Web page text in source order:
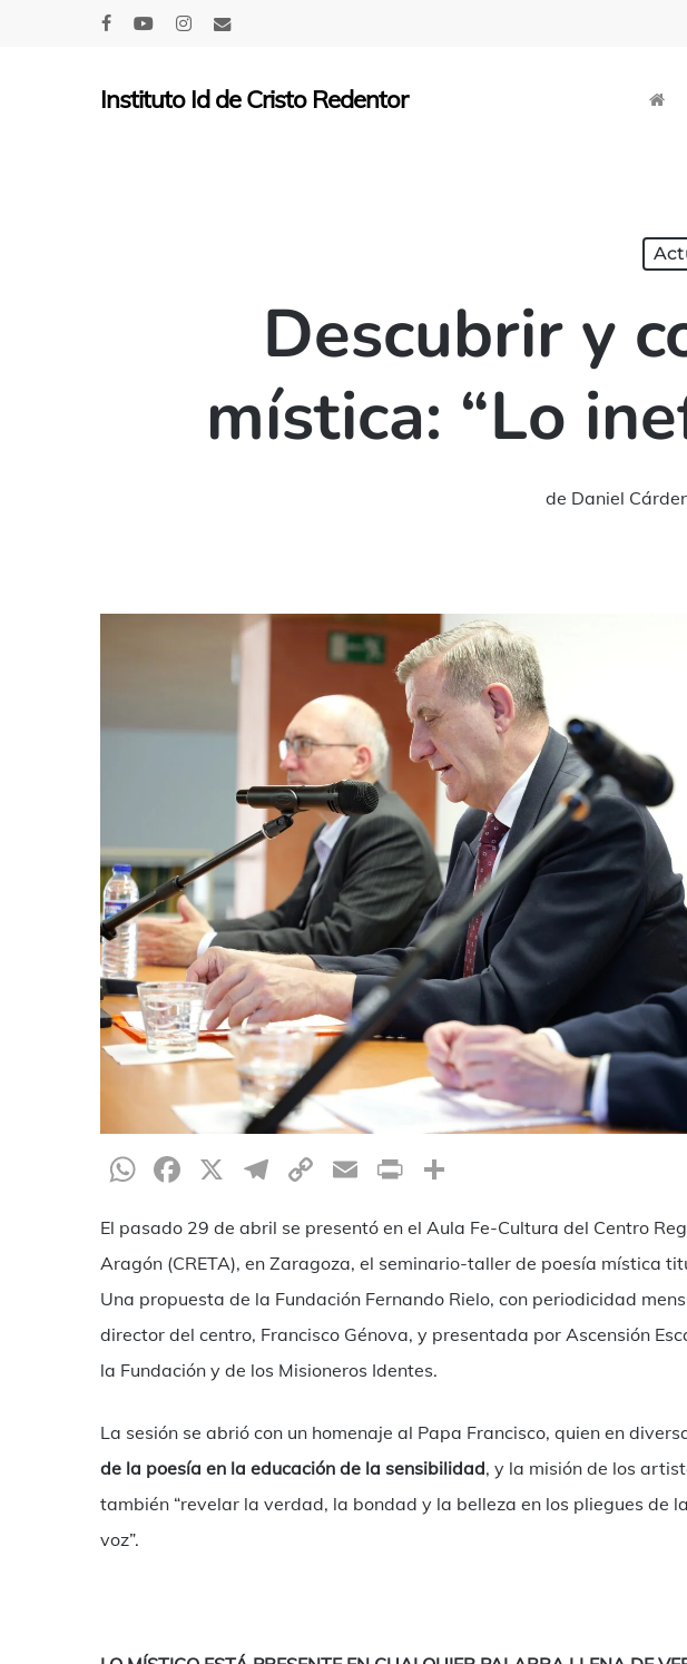
Hit enter to search or ESC to close
Instituto Id de Cristo Redentor
Descubrir y
mística: “Lo
de Daniel
WhatsApp
Facebook
X Telegram
CopyEmailPrint
El pasado 29 de abril se presentó en el Aula Fe-Cultura del Centro
Aragón (CRETA), en Zaragoza, el seminario-taller de poesía mística
Una propuesta de la Fundación Fernando Rielo, con periodicidad
director del centro, Francisco Génova, y presentada por Ascensión
la Fundación y de los Misioneros Identes.
La sesión se abrió con un homenaje al Papa Francisco, quien en
de la poesía en la educación de la sensibilidad, y la misión de los
también “revelar la verdad, la bondad y la belleza en los pliegues de
voz”.